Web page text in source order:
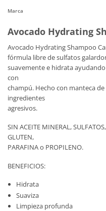
Marca
Avocado Hydrating
Avocado Hydrating Shampoo
fórmula libre de sulfatos
suavemente e hidrata
con
champú. Hecho con manteca
ingredientes
agresivos.
SIN ACEITE MINERAL,
GLUTEN,
PARAFINA o PROPILENO.
BENEFICIOS:
Hidrata
Suaviza
Limpieza profunda